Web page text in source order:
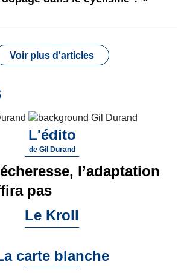
Voir plus d'articles
L'édito
de Gil Durand
l’adaptation
pas
Le Kroll
carte blanche